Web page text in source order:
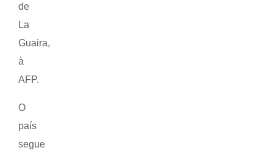
de
La
Guaira,
à
AFP.
O
país
segue